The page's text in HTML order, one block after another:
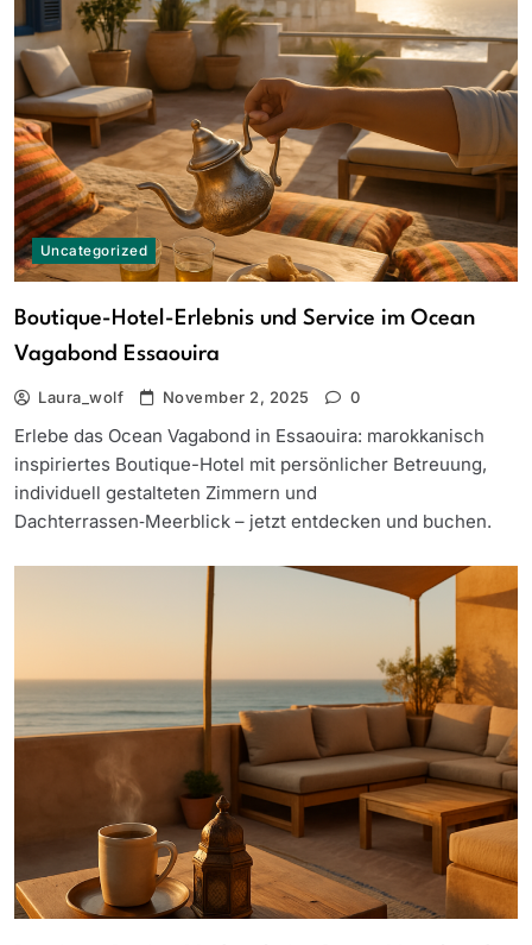
Uncategorized
Boutique-Hotel-Erlebnis und Service im Ocean
Vagabond Essaouira
Laura_wolf November 2, 2025 0
Erlebe das Ocean Vagabond in Essaouira: marokkanisch
inspiriertes Boutique-Hotel mit persönlicher Betreuung,
individuell gestalteten Zimmern und
Dachterrassen‑Meerblick – jetzt entdecken und buchen.